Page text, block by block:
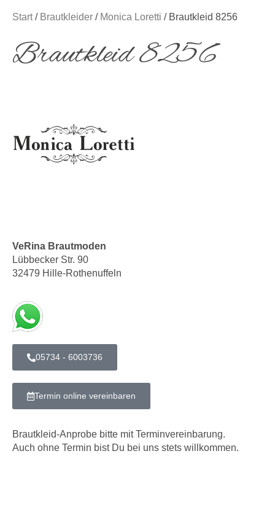
Start/ Brautkleider / Monica Loretti / Brautkleid 8256
Brautkleid 8256
VeRina Brautmoden
Lübbecker Str. 90
32479 Hille-Rothenuffeln
05734 - 6003736
Termin online vereinbaren
Brautkleid-Anprobe bitte mit Terminvereinbarung.
Auch ohne Termin bist Du bei uns stets willkommen.